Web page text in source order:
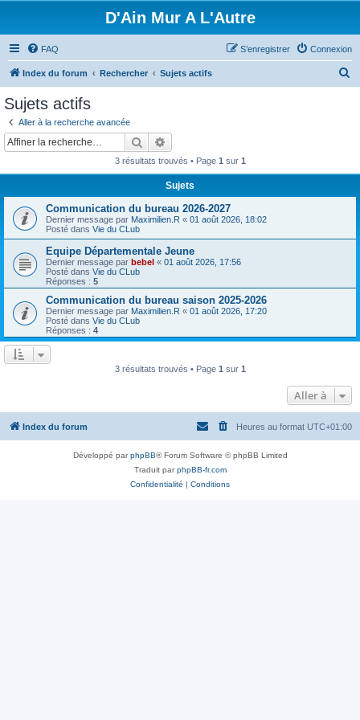
D'Ain Mur A L'Autre
FAQ Connexion
S’enregistrer
Index du forum Rechercher Sujets actifs
Sujets actifs
Aller à la recherche avancée
Rechercher
3 résultats trouvés • Page 1 sur 1
Sujets
Communication du bureau 2026-2027
Dernier message par Maximilien.R « 01 août 2026, 18:02
Posté dans Vie du CLub
Equipe Départementale Jeune
Dernier message par bebel « 01 août 2026, 17:56
Posté dans Vie du CLub
Réponses : 5
Communication du bureau saison 2025-2026
Dernier message par Maximilien.R « 01 août 2026, 17:20
Posté dans Vie du CLub
Réponses : 4
3 résultats trouvés • Page 1 sur 1
Aller à
Index du forum Heures au format UTC+01:00
Développé parphpBB® Forum Software © phpBB Limited
Traduit parphpBB-fr.com
Confidentialité | Conditions